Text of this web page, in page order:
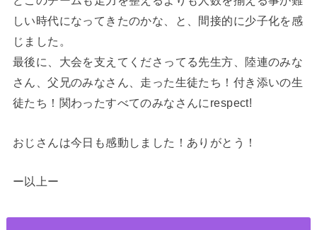
しい時代になってきたのかな、と、間接的に少子化を感
じました。
最後に、大会を支えてくださってる先生方、陸連のみな
さん、父兄のみなさん、走った生徒たち！付き添いの生
徒たち！関わったすべてのみなさんにrespect!
おじさんは今日も感動しました！ありがとう！
ー以上ー